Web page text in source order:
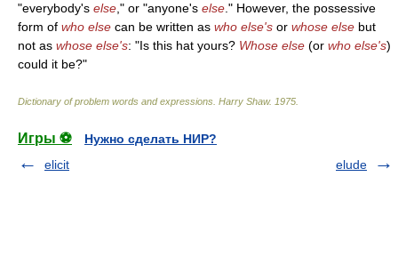
"everybody's else ," or "anyone's else ." However, the possessive
form of who else can be written as who else's or whose else but
not as whose else's: "Is this hat yours? Whose else (or who else's)
could it be?"
Dictionary of problem words and expressions Harry Shaw. 1975
Игры ⚽
Нужно сделать НИР?
elicit
elude